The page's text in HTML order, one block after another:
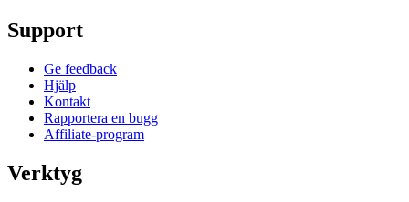
Support
Ge feedback
Hjälp
Kontakt
Rapportera en bugg
Affiliate-program
Verktyg